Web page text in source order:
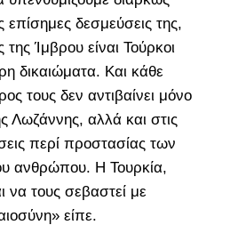
επίσημες δεσμεύσεις της,
της Ίμβρου είναι Τούρκοι
δικαιώματα. Και κάθε
τους δεν αντιβαίνει μόνο
Λωζάννης, αλλά και στις
περί προστασίας των
ανθρώπου. Η Τουρκία,
να τους σεβαστεί με
είπε.